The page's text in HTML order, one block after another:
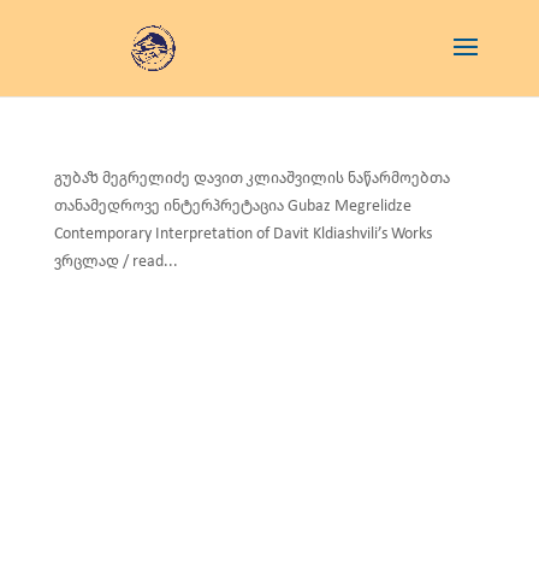
გუბაზ მეგრელიძე დავით კლიაშვილის ნაწარმოებთა
თანამედროვე ინტერპრეტაცია Gubaz Megrelidze
Contemporary Interpretation of Davit Kldiashvili’s Works
ვრცლად / read...